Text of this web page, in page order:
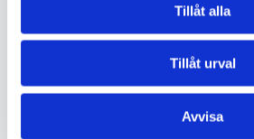
Tillåt alla
Tillåt urval
Avvisa
Vilken information om
lägenhetsnummer används
databaser, och hur säkerställs
sekretessen kring denna